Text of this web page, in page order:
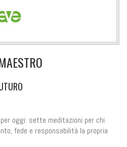
oggi: sette meditazioni per chi
fede e responsabilità la propria